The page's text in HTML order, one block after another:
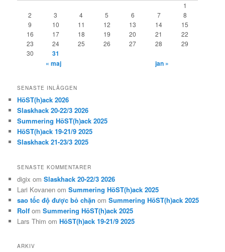
1
2
3 4 5 6 7
8
9
10 11 12 13 14
15
16
17 18 19 20 21
22
23
24 25 26 27 28
29
30
31
« maj
jan »
SENASTE INLÄGGEN
HöST(h)ack 2026
Slaskhack 20-22/3 2026
Summering HöST(h)ack 2025
HöST(h)ack 19-21/9 2025
Slaskhack 21-23/3 2025
SENASTE KOMMENTARER
digix omSlaskhack 20-22/3 2026
Lari Kovanen omSummering HöST(h)ack 2025
sao tốc độ được bỏ chặn omSummering HöST(h)ack 2025
Rolf omSummering HöST(h)ack 2025
Lars Thim omHöST(h)ack 19-21/9 2025
ARKIV